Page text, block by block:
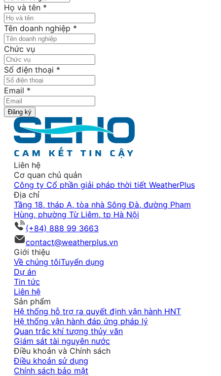
Họ và tên *
Tên doanh nghiệp *
Chức vụ
Số điện thoại *
Email *
Đăng ký
Liên hệ
Cơ quan chủ quản
Công ty Cổ phần giải pháp thời tiết WeatherPlus
Địa chỉ
Tầng 18, tháp A, tòa nhà Sông Đà, đường Phạm
Hùng, phường Từ Liêm, tp Hà Nội
(+84) 888 99 3663
contact@weatherplus.vn
Giới thiệu
Về chúng tôiTuyển dụng
Dự án
Tin tức
Liên hệ
Sản phẩm
Hệ thống hỗ trợ ra quyết định vận hành HNT
Hệ thống vận hành đáp ứng pháp lý
Quan trắc khí tượng thủy văn
Giám sát tài nguyên nước
Điều khoản và Chính sách
Điều khoản sử dụng
Chính sách bảo mật